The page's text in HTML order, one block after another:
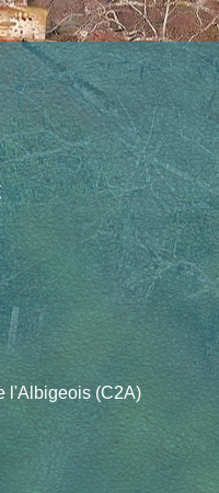
l'Albigeois (C2A)